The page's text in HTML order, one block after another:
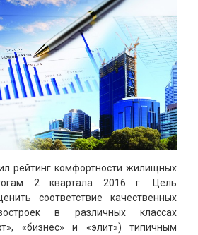
рейтинг комфортности жилищных
2 квартала 2016 г. Цель
соответствие качественных
в различных классах
«бизнес» и «элит») типичным